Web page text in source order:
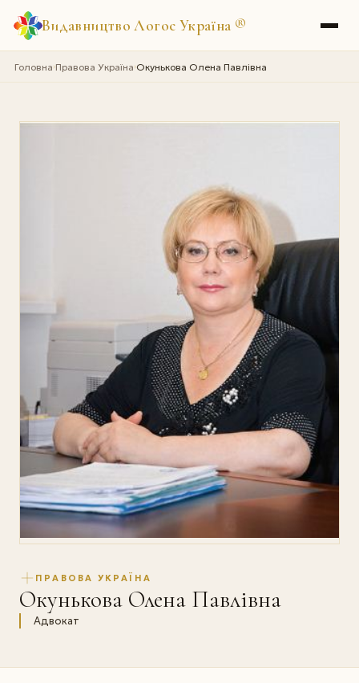
Видавництво Логос Україна ®
Головна›Правова Україна›Окунькова Олена Павлівна
ПРАВОВА УКРАЇНА
Окунькова Олена Павлівна
Адвокат